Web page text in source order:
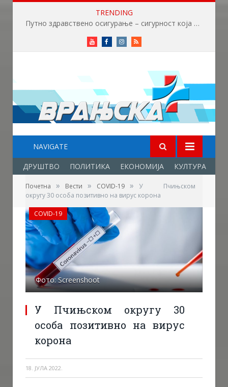
TRENDING
Путно здравствено осигурање – сигурност која нема цену
YoutubeFacebookInstagram
RSS
NAVIGATE
ДРУШТВО ПОЛИТИКА ЕКОНОМИЈА КУЛТУРА
Почетна » Вести » COVID-19 »
У Пчињском
округу 30 особа позитивно на вирус корона
Фото: Screenshoot
У Пчињском округу 30
особа позитивно на вирус
корона
18. ЈУЛА 2022.
COVID-19